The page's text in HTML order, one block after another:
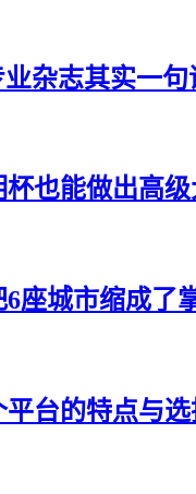
杂志其实一句
也能做出高级
座城市缩成了
台的特点与